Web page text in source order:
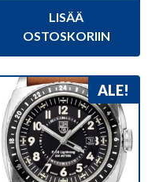
595,00 €.
539,90 €.
LISÄÄ
OSTOSKORIIN
ALE!